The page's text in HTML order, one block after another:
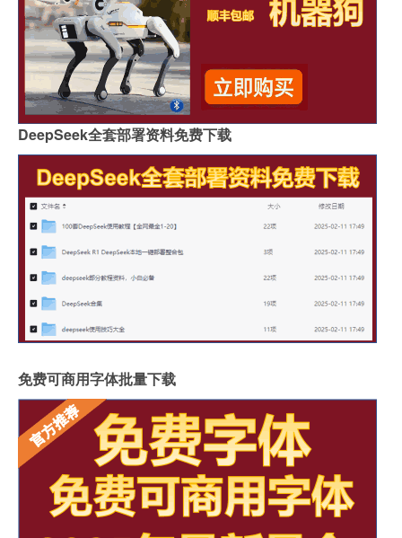
DeepSeek全套部署资料免费下载
免费可商用字体批量下载